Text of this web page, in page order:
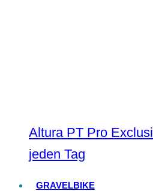
Altura PT Pro
jeden Tag
GRAVELBIKE